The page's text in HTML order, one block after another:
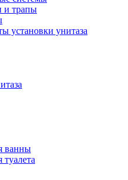
и трапы
установки унитаза
ванны
туалета